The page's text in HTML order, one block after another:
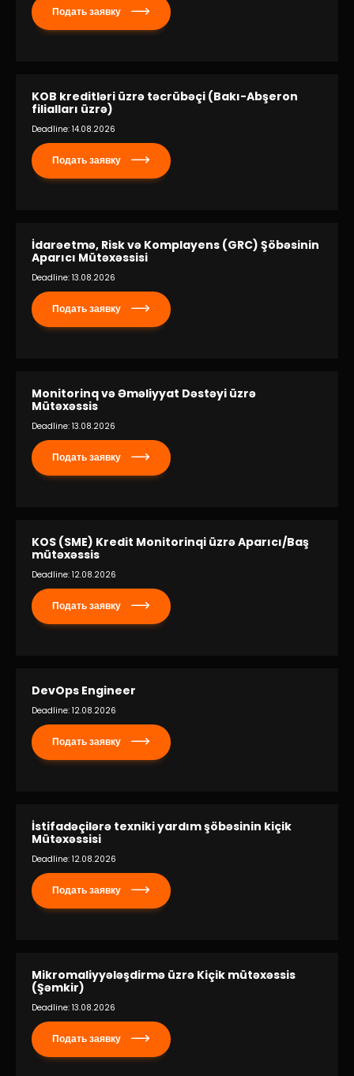
Подать заявку
KOB kreditləri üzrə təcrübəçi (Bakı-Abşeron
filialları üzrə)
Deadline: 14.08.2026
Подать заявку
İdarəetmə, Risk və Komplayens (GRC) Şöbəsinin
Aparıcı Mütəxəssisi
Deadline: 13.08.2026
Подать заявку
Monitorinq və Əməliyyat Dəstəyi üzrə
Mütəxəssis
Deadline: 13.08.2026
Подать заявку
KOS (SME) Kredit Monitorinqi üzrə Aparıcı/Baş
mütəxəssis
Deadline: 12.08.2026
Подать заявку
DevOps Engineer
Deadline: 12.08.2026
Подать заявку
İstifadəçilərə texniki yardım şöbəsinin kiçik
Mütəxəssisi
Deadline: 12.08.2026
Подать заявку
Mikromaliyyələşdirmə üzrə Kiçik mütəxəssis
(Şəmkir)
Deadline: 13.08.2026
Подать заявку